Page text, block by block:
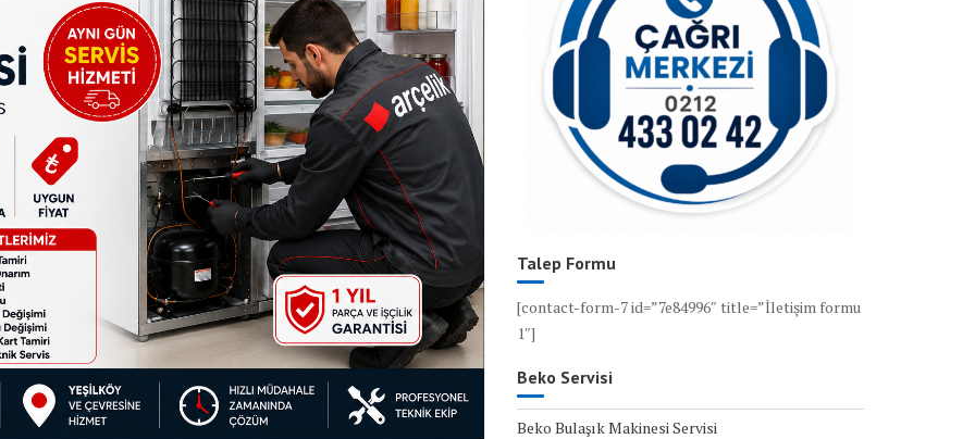
Talep Formu
[contact-form-7 id=”7e84996″ title=”İletişim formu
1″]
Beko Servisi
Beko Bulaşık Makinesi Servisi